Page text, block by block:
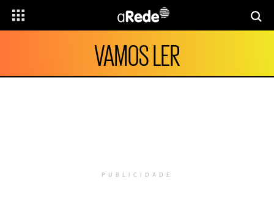
VAMOS LER
PUBLICIDADE